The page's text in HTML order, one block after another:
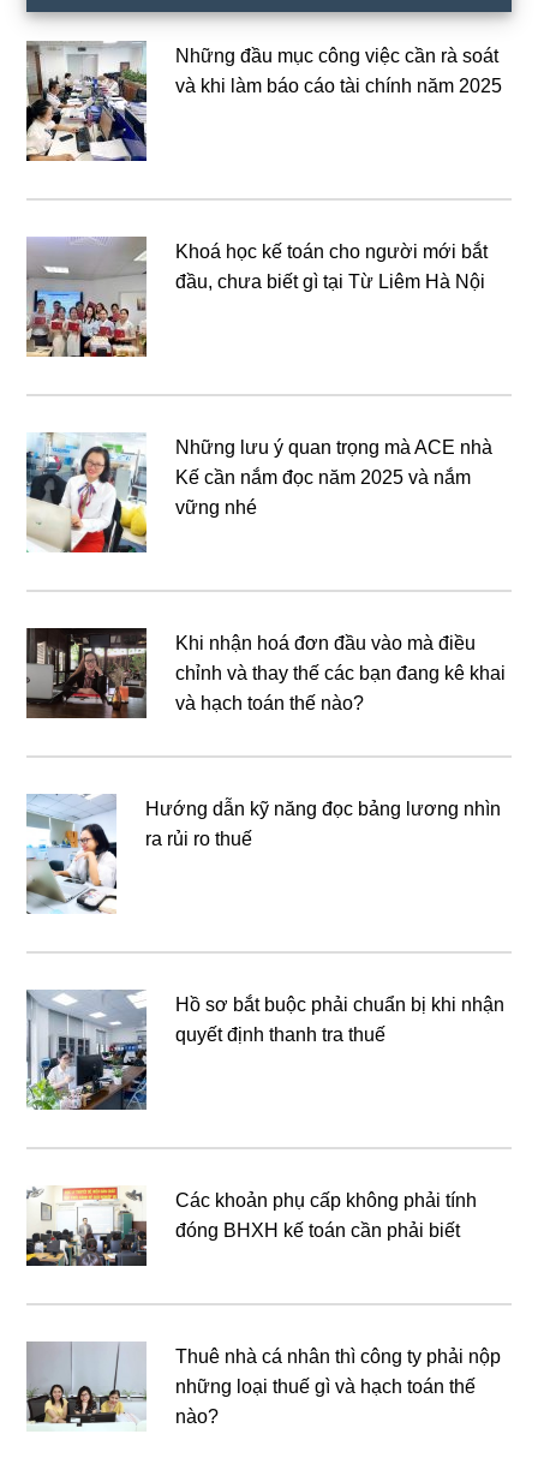
Những đầu mục công việc cần rà soát
và khi làm báo cáo tài chính năm 2025
Khoá học kế toán cho người mới bắt
đầu, chưa biết gì tại Từ Liêm Hà Nội
Những lưu ý quan trọng mà ACE nhà
Kế cần nắm đọc năm 2025 và nắm
vững nhé
Khi nhận hoá đơn đầu vào mà điều
chỉnh và thay thế các bạn đang kê khai
và hạch toán thế nào?
Hướng dẫn kỹ năng đọc bảng lương nhìn
ra rủi ro thuế
Hồ sơ bắt buộc phải chuẩn bị khi nhận
quyết định thanh tra thuế
Các khoản phụ cấp không phải tính
đóng BHXH kế toán cần phải biết
Thuê nhà cá nhân thì công ty phải nộp
những loại thuế gì và hạch toán thế
nào?